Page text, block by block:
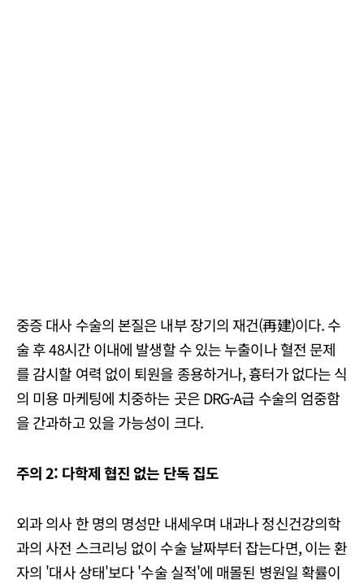
중증 대사 수술의 본질은 내부 장기의 재건(再建)이다. 수
술 후 48시간 이내에 발생할 수 있는 누출이나 혈전 문제
를 감시할 여력 없이 퇴원을 종용하거나, 흉터가 없다는 식
의 미용 마케팅에 치중하는 곳은 DRG-A급 수술의 엄중함
을 간과하고 있을 가능성이 크다.
주의 2: 다학제 협진 없는 단독 집도
외과 의사 한 명의 명성만 내세우며 내과나 정신건강의학
과의 사전 스크리닝 없이 수술 날짜부터 잡는다면, 이는 환
자의 '대사 상태'보다 '수술 실적'에 매몰된 병원일 확률이